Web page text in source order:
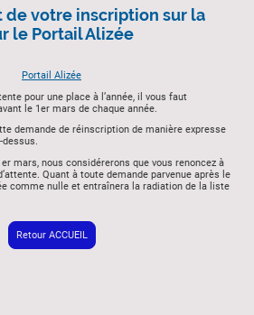
votre inscription sur la
le Portail Alizée
Portail Alizée
pour une place à l’année, il vous faut
le 1er mars de chaque année.
demande de réinscription de manière expresse
mars, nous considérerons que vous renoncez à
Quant à toute demande parvenue après le
comme nulle et entraînera la radiation de la liste
Retour ACCUEIL